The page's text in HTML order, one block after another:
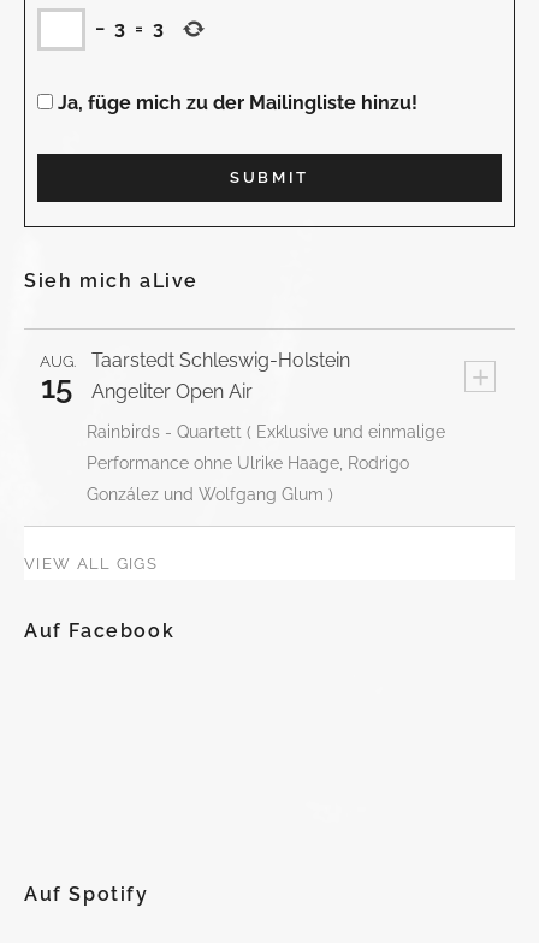
− 3 = 3
Ja, füge mich zu der Mailingliste hinzu!
Sieh mich aLive
Taarstedt Schleswig-Holstein +
AUG.
15 Angeliter Open Air
Rainbirds - Quartett ( Exklusive und einmalige
Performance ohne Ulrike Haage, Rodrigo
González und Wolfgang Glum )
VIEW ALL GIGS
Auf Facebook
Auf Spotify